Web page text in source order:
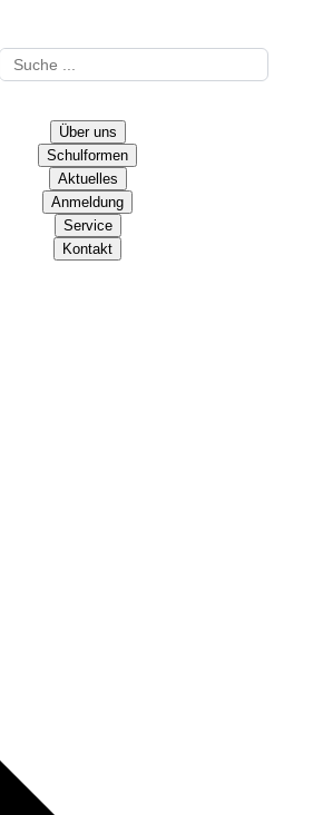
Über uns
Schulformen
Aktuelles
Anmeldung
Service
Kontakt